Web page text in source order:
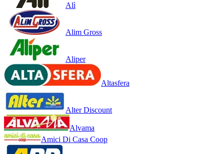
Alì
Alim Gross
Aliper
Altasfera
Alter Discount
Alvama
Amici Di Casa Coop